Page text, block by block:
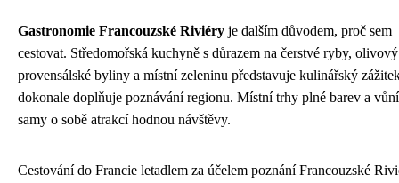
Gastronomie Francouzské Riviéry je dalším důvodem, proč sem
cestovat. Středomořská kuchyně s důrazem na čerstvé ryby,
provensálské byliny a místní zeleninu představuje kulinářský
dokonale doplňuje poznávání regionu. Místní trhy plné barev a
samy o sobě atrakcí hodnou návštěvy.
Cestování do Francie letadlem za účelem poznání Francouzské